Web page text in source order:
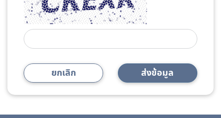
ยกเลิก ส่งข้อมูล